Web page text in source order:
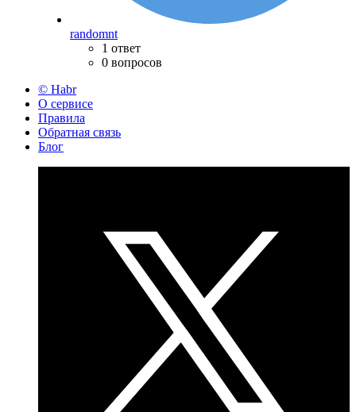
randomnt
1 ответ
0 вопросов
© Habr
О сервисе
Правила
Обратная связь
Блог